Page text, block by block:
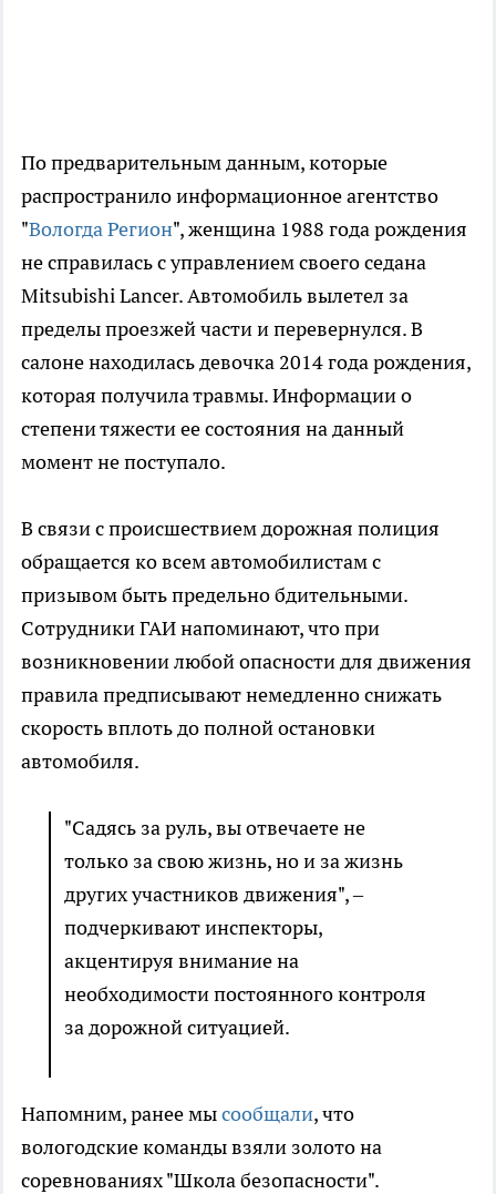
По предварительным данным, которые
распространило информационное агентство
"Вологда Регион", женщина 1988 года рождения
не справилась с управлением своего седана
Mitsubishi Lancer. Автомобиль вылетел за
пределы проезжей части и перевернулся. В
салоне находилась девочка 2014 года рождения,
которая получила травмы. Информации о
степени тяжести ее состояния на данный
момент не поступало.
В связи с происшествием дорожная полиция
обращается ко всем автомобилистам с
призывом быть предельно бдительными.
Сотрудники ГАИ напоминают, что при
возникновении любой опасности для движения
правила предписывают немедленно снижать
скорость вплоть до полной остановки
автомобиля.
"Садясь за руль, вы отвечаете не
только за свою жизнь, но и за жизнь
других участников движения", –
подчеркивают инспекторы,
акцентируя внимание на
необходимости постоянного контроля
за дорожной ситуацией.
Напомним, ранее мысообщали, что
вологодские команды взяли золото на
соревнованиях "Школа безопасности".